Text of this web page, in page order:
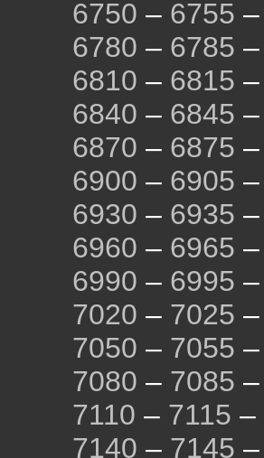
6750 – 6755 –
6780 – 6785 –
6810 – 6815 –
6840 – 6845 –
6870 – 6875 –
6900 – 6905 –
6930 – 6935 –
6960 – 6965 –
6990 – 6995 –
7020 – 7025 –
7050 – 7055 –
7080 – 7085 –
7110 – 7115 –
7140 – 7145 –